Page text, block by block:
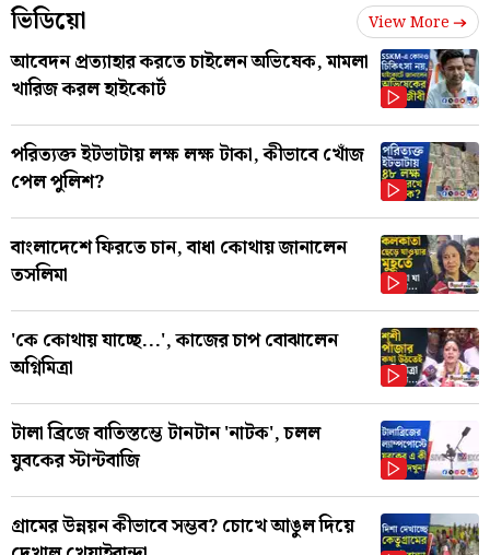
ভিডিয়ো View More
আবেদন প্রত্যাহার করতে চাইলেন অভিষেক, মামলা
খারিজ করল হাইকোর্ট
পরিত্যক্ত ইটভাটায় লক্ষ লক্ষ টাকা, কীভাবে খোঁজ
পেল পুলিশ?
বাংলাদেশে ফিরতে চান, বাধা কোথায় জানালেন
তসলিমা
'কে কোথায় যাচ্ছে...', কাজের চাপ বোঝালেন
অগ্নিমিত্রা
টালা ব্রিজে বাতিস্তম্ভে টানটান 'নাটক', চলল
যুবকের স্টান্টবাজি
গ্রামের উন্নয়ন কীভাবে সম্ভব? চোখে আঙুল দিয়ে